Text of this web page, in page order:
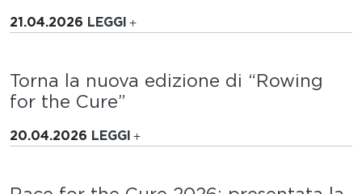
21.04.2026 LEGGI
Torna la nuova edizione di “Rowing
for the Cure”
20.04.2026 LEGGI